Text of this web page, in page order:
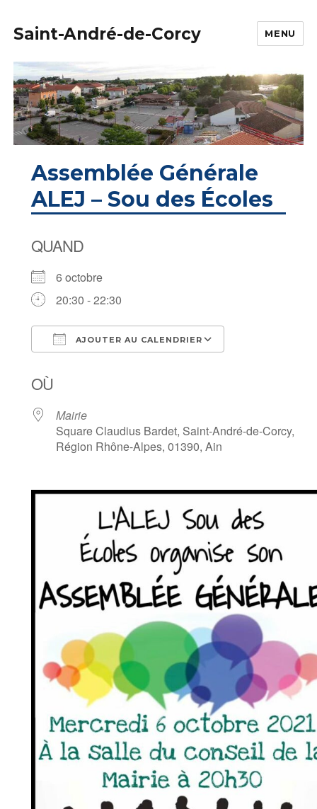
Saint-André-de-Corcy MENU
Assemblée Générale
ALEJ – Sou des Écoles
QUAND
6 octobre
20:30 - 22:30
AJOUTER AU CALENDRIER
OÙ
Mairie
Square Claudius Bardet, Saint-André-de-Corcy,
Région Rhône-Alpes, 01390, Ain